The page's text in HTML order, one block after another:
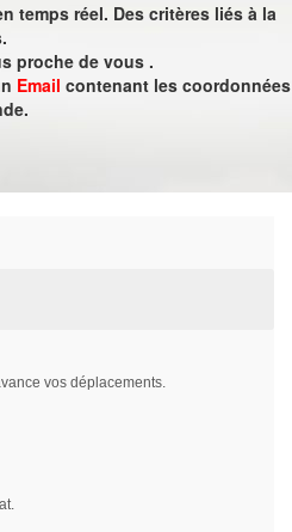
temps réel. Des critères liés à la
proche de vous .
Email contenant les coordonnées
vos déplacements.